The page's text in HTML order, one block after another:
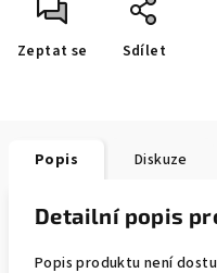
Zeptat se Sdílet
Popis Diskuze
Detailní popis
Popis produktu není